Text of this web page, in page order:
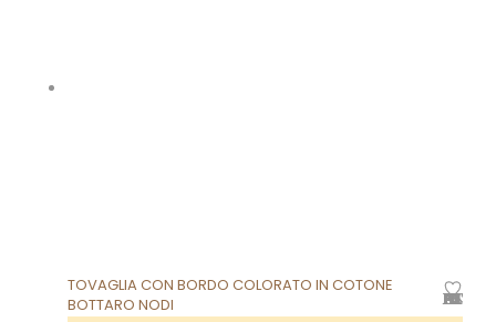
AGGIUNGI ALLA LISTA DEI DESIDERI
TOVAGLIA CON BORDO COLORATO IN COTONE
BOTTARO NODI